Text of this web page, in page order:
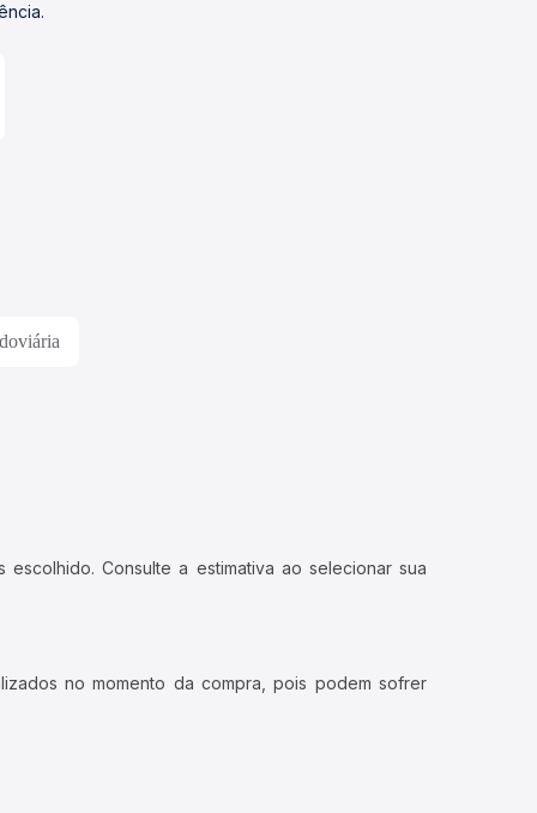
Consulte a estimativa ao selecionar sua
no momento da compra, pois podem sofrer